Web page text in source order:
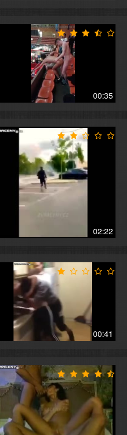
00:35
02:22
00:41